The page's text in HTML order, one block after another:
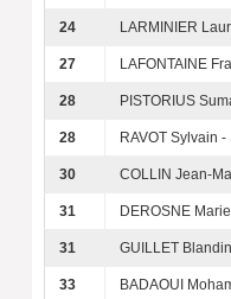
24 LARMINIER
27 LAFONTAINE
28 PISTORIUS
28 RAVOT Sylvain
30 COLLIN Jean-
31 DEROSNE
31 GUILLET
33 BADAOUI